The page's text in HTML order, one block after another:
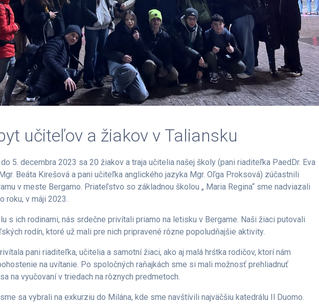
učiteľov a žiakov v Taliansku
5. decembra 2023 sa 20 žiakov a traja učitelia našej školy (pani riaditeľka PaedDr. Eva
Beáta Kirešová a pani učiteľka anglického jazyka Mgr. Oľga Proksová) zúčastnili
v meste Bergamo. Priateľstvo so základnou školou „ Maria Regina“ sme nadviazali
roku, v máji 2023.
s ich rodinami, nás srdečne privítali priamo na letisku v Bergame. Naši žiaci putovali
rodín, ktoré už mali pre nich pripravené rôzne popoludňajšie aktivity.
pani riaditeľka, učitelia a samotní žiaci, ako aj malá hrśtka rodičov, ktorí nám
na uvítanie. Po spoločných raňajkách sme si mali možnosť prehliadnuť
na vyučovaní v triedach na rôznych predmetoch.
sa vybrali na exkurziu do Milána, kde sme navštívili najväčšiu katedrálu Il Duomo.